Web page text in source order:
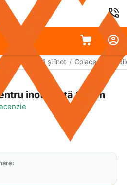
Plajă și înot / Colace
înot Roată 90 cm